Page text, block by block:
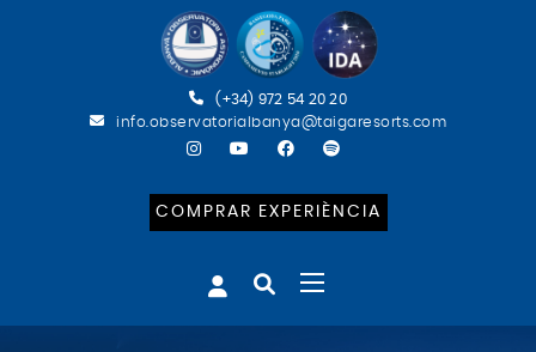
(+34) 972 54 20 20
info.observatorialbanya@taigaresorts.com
COMPRAR EXPERIÈNCIA